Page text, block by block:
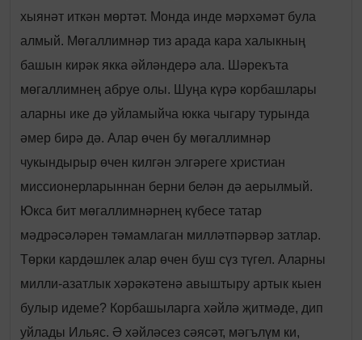
хыянәт иткән мөртәт. Монда инде мәрхәмәт була
алмый. Мөгаллимнәр тиз арада кара халыкның
башын кирәк якка әйләндерә ала. Шәрекъта
мөгаллимнең абруе олы. Шуңа күрә корбашлары
аларны ике дә уйламыйча юкка чыгару турында
әмер бирә дә. Алар өчен бу мөгаллимнәр
чукындырыр өчен килгән элгәреге христиан
миссионерларыннан берни белән дә аерылмый.
Юкса бит мөгаллимнәрнең күбесе татар
мәдрәсәләрен тәмамлаган милләтпәрвәр затлар.
Төрки кардәшлек алар өчен буш сүз түгел. Аларны
милли-азатлык хәрәкәтенә авыштыру артык кыен
булыр идеме? Корбашыларга хәйлә җитмәде, дип
уйлады Ильяс. Ә хәйләсез сәясәт, мәгълүм ки,